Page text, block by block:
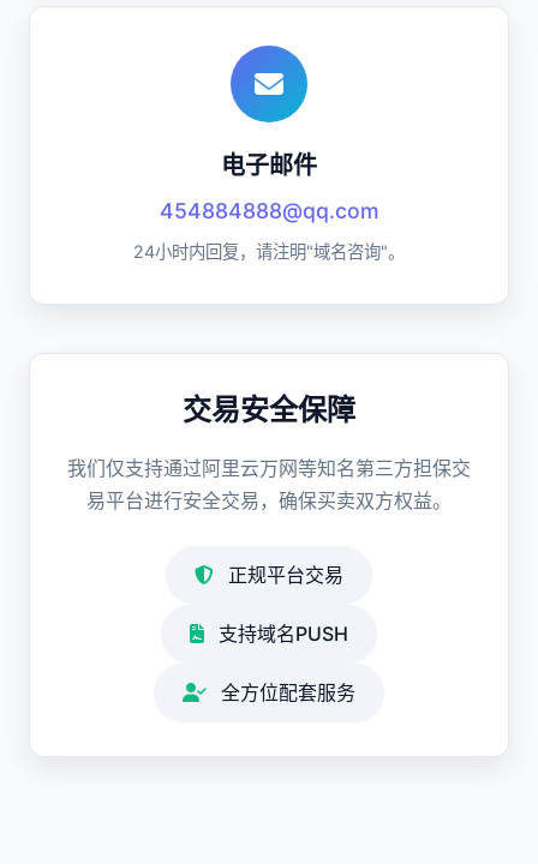
电子邮件
454884888@qq.com
24小时内回复，请注明"域名咨询"。
交易安全保障
我们仅支持通过阿里云万网等知名第三方担保交
易平台进行安全交易，确保买卖双方权益。
正规平台交易
支持域名PUSH
全方位配套服务